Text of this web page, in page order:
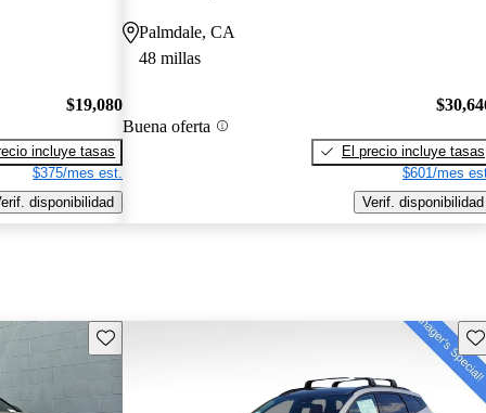
$19,080
incluye tasas
$375/mes est.
disponibilidad
Palmdale, CA
48 millas
Buena oferta
El precio incluye tasas
$601/mes
Verif. disponibilidad
Guarda este Aviso